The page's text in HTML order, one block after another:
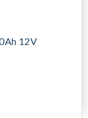
12V